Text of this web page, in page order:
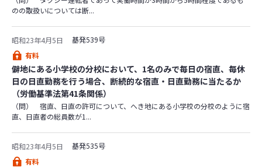
のの取扱いについては断...
昭和23年4月5日
基発539号
有料
僻地にある小学校の分校において、1名のみで毎日の宿直、毎休
日の日直勤務を行う場合、断続的な宿直・日直勤務に当たるか
（労働基準法第41条関係）
（問） 宿直、日直の許可について、へき地にある小学校の分校のように宿
直、日直者の総員数が1...
昭和23年4月5日
基発535号
有料